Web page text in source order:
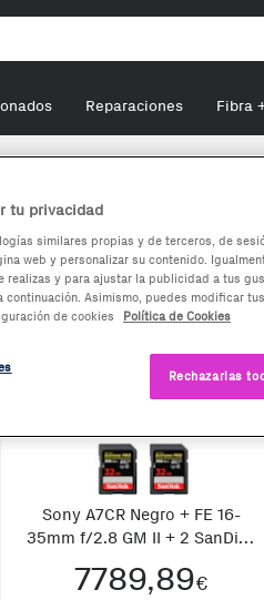
Reparaciones Fibra
Sony A7CR Negro + FE 16-
35mm f/2.8 GM II + 2 SanDisk
7789,89€
tu privacidad
similares propias y de terceros, de
web y personalizar su contenido.
realizas y para ajustar la publicidad a tus
continuación. Asimismo, puedes modificar
de cookies
Política de Cookies
Rechazarlas